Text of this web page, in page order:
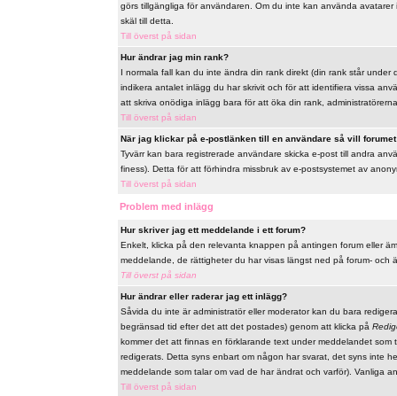
görs tillgängliga för användaren. Om du inte kan använda
skäl till detta.
Till överst på sidan
Hur ändrar jag min rank?
I normala fall kan du inte ändra din rank direkt (din rank står
indikera antalet inlägg du har skrivit och för att identifiera vissa
att skriva onödiga inlägg bara för att öka din rank,
Till överst på sidan
När jag klickar på e-postlänken till en användare så vill
Tyvärr kan bara registrerade användare skicka e-post till andra
finess). Detta för att förhindra missbruk av e-postsystemet av
Till överst på sidan
Problem med inlägg
Hur skriver jag ett meddelande i ett forum?
Enkelt, klicka på den relevanta knappen på antingen forum eller
meddelande, de rättigheter du har visas längst ned på forum- och
Till överst på sidan
Hur ändrar eller raderar jag ett inlägg?
Såvida du inte är administratör eller moderator kan du bara
begränsad tid efter det att det postades) genom att klicka på
kommer det att finnas en förklarande text under meddelandet
redigerats. Detta syns enbart om någon har svarat, det syns inte
meddelande som talar om vad de har ändrat och varför). Vanliga
Till överst på sidan